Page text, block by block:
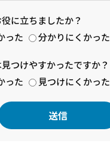
に立ちましたか？
った
分かりにくかった
つけやすかったですか？
った
見つけにくかった